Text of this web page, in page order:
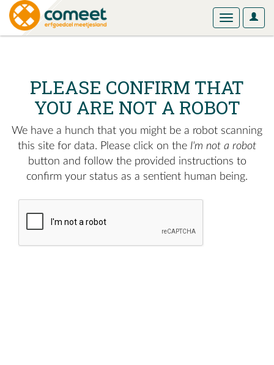
User
Toggle
PLEASE CONFIRM THAT
YOU ARE NOT A ROBOT
We have a hunch that you might be a robot scanning
this site for data. Please click on the I'm not a robot
button and follow the provided instructions to
confirm your status as a sentient human being.